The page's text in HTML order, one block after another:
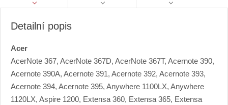
Detailní popis
Acer
AcerNote 367, AcerNote 367D, AcerNote 367T, Acernote 390,
Acernote 390A, Acernote 391, Acernote 392, Acernote 393,
Acernote 394, Acernote 395, Anywhere 1100LX, Anywhere
1120LX, Aspire 1200, Extensa 360, Extensa 365, Extensa